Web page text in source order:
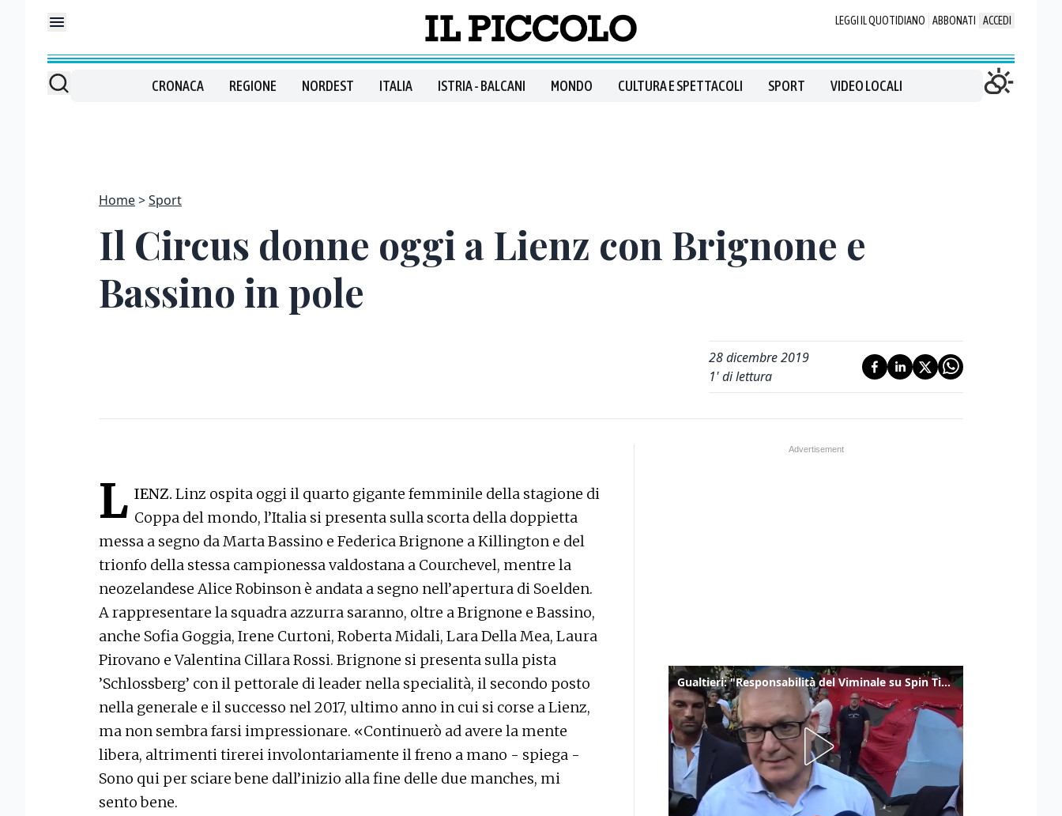
LEGGI IL QUOTIDIANO ABBONATI ACCEDI
CRONACA REGIONE NORDEST ITALIA ISTRIA - BALCANI MONDO CULTURA E SPETTACOLI SPORT VIDEO LOCALI
Home Sport
Il Circus donne oggi a Lienz con Brignone e
Bassino in pole
28 dicembre 2019
1' di lettura
L IENZ. Linz ospita oggi il quarto gigante femminile della stagione di
Coppa del mondo, l’Italia si presenta sulla scorta della doppietta
messa a segno da Marta Bassino e Federica Brignone a Killington e del
trionfo della stessa campionessa valdostana a Courchevel, mentre la
neozelandese Alice Robinson è andata a segno nell’apertura di Soelden.
A rappresentare la squadra azzurra saranno, oltre a Brignone e Bassino,
anche Sofia Goggia, Irene Curtoni, Roberta Midali, Lara Della Mea, Laura
Pirovano e Valentina Cillara Rossi. Brignone si presenta sulla pista
’Schlossberg’ con il pettorale di leader nella specialità, il secondo posto
nella generale e il successo nel 2017, ultimo anno in cui si corse a Lienz,
ma non sembra farsi impressionare. «Continuerò ad avere la mente
libera, altrimenti tirerei involontariamente il freno a mano - spiega -
Sono qui per sciare bene dall’inizio alla fine delle due manches, mi
sento bene.
Gualtieri: "Responsabilità del Viminale su Spin Time? La posizione dei partiti è nota"